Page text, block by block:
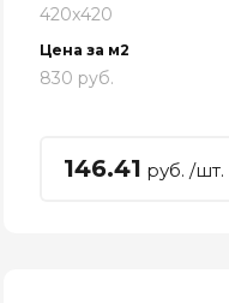
420x420
Цена за м2
830 руб.
146.41 руб. /шт.